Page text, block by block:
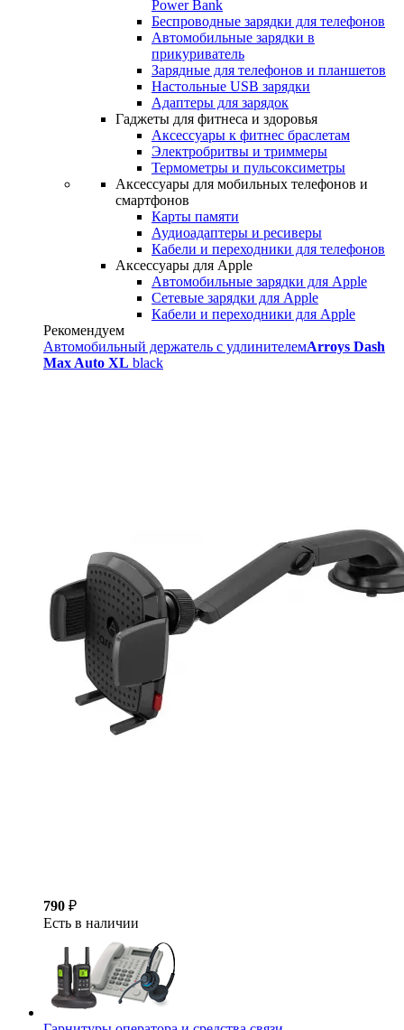
Power Bank
Беспроводные зарядки для телефонов
Автомобильные зарядки в
прикуриватель
Зарядные для телефонов и планшетов
Настольные USB зарядки
Адаптеры для зарядок
Гаджеты для фитнеса и здоровья
Аксессуары к фитнес браслетам
Электробритвы и триммеры
Термометры и пульсоксиметры
Аксессуары для мобильных телефонов и
смартфонов
Карты памяти
Аудиоадаптеры и ресиверы
Кабели и переходники для телефонов
Аксессуары для Apple
Автомобильные зарядки для Apple
Сетевые зарядки для Apple
Кабели и переходники для Apple
Рекомендуем
Автомобильный держатель с удлинителемArroys Dash
Max Auto XL black
790 ₽
Есть в наличии